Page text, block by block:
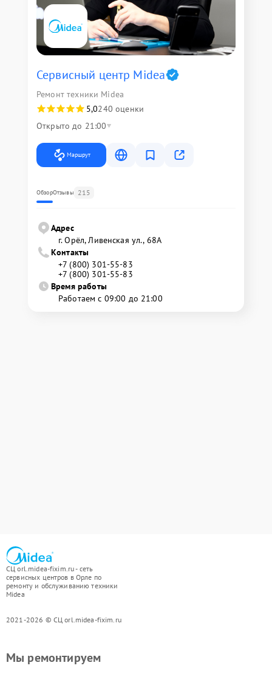
Сервисный центр Midea
Ремонт техники Midea
5,0240 оценки
Открыто до 21:00
Маршрут
ОбзорОтзывы 215
Адрес
г. Орёл, Ливенская ул., 68А
Контакты
+7 (800) 301-55-83
+7 (800) 301-55-83
Время работы
Работаем с 09:00 до 21:00
СЦ orl.midea-fixim.ru - сеть
сервисных центров в Орле по
ремонту и обслуживанию техники
Midea
2021-2026 © СЦ orl.midea-fixim.ru
Мы ремонтируем